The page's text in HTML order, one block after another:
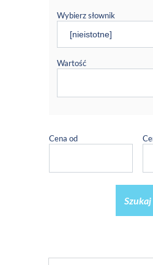
Wybierz słownik
Wartość
Cena od
Szukaj